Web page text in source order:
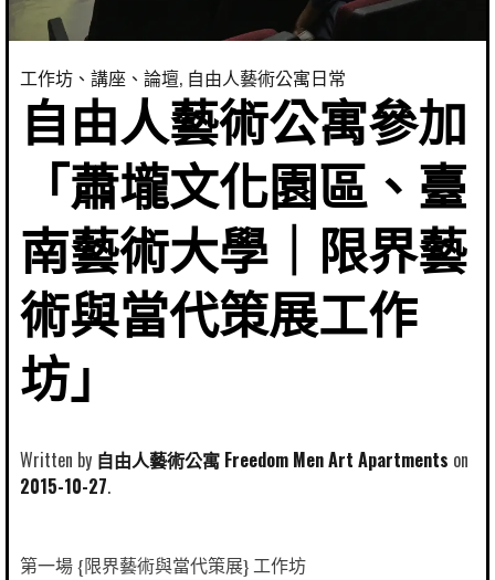
工作坊、講座、論壇, 自由人藝術公寓日常
自由人藝術公寓參加
「蕭壠文化園區、臺
南藝術大學｜限界藝
術與當代策展工作
坊」
Written by 自由人藝術公寓 Freedom Men Art Apartments
2015-10-27
第一場 {限界藝術與當代策展} 工作坊